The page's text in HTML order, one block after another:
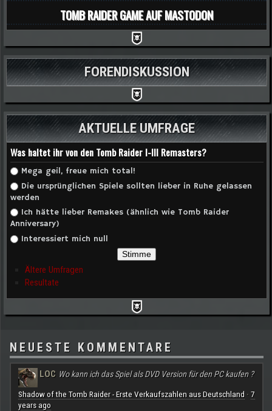
TOMB RAIDER GAME AUF MASTODON
FORENDISKUSSION
AKTUELLE UMFRAGE
Was haltet ihr von den Tomb Raider I-III Remasters?
Auswahlmöglichkeiten
Mega geil, freue mich total!
Die ursprünglichen Spiele sollten lieber in Ruhe gelassen
werden
Ich hätte lieber Remakes (ähnlich wie Tomb Raider
Anniversary)
Interessiert mich null
Ältere Umfragen
Resultate
NEUESTE KOMMENTARE
LOC Wo kann ich das Spiel als DVD Version für den PC kaufen ?
Shadow of the Tomb Raider - Erste Verkaufszahlen aus Deutschland · 7
years ago